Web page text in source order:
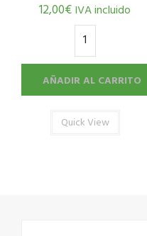
12,00€IVA incluido
AÑADIR AL CARRITO
Quick View